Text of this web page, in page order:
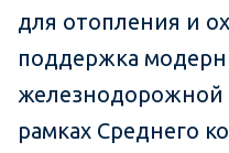
для отопления и
поддержка
железнодорожной
рамках Среднего